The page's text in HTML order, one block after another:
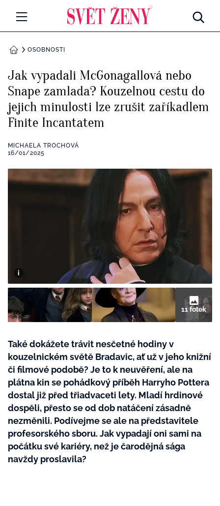
Všechny kategorie
Rozhovory
RETROHUBKY
PSYCHOLOGIE
Seberozvoj
ZDRAVÍ
Životní styl
ZÁBAVA
BurdaMedia
SVĚT ŽENY - 599 KČ
ROČNÍ PŘEDPLATNÉ SVĚT ŽENY +
SADA PRODUKTŮ MANA (10 ks)
DOMŮOSOBNOSTI
Jak vypadali McGonagallová nebo
Snape zamlada? Kouzelnou cestu do
jejich minulosti lze zrušit zaříkadlem
Finite Incantatem
MICHAELA TROCHOVÁ
16/01/2025
11 fotek
Také dokážete trávit nesčetné hodiny v
kouzelnickém světě Bradavic, ať už v jeho knižní
či filmové podobě? Je to k neuvěření, ale na
plátna kin se pohádkový příběh Harryho Pottera
dostal již před třiadvaceti lety. Mladí hrdinové
dospěli, přesto se od dob natáčení zásadně
nezměnili. Podívejme se ale na představitele
profesorského sboru. Jak vypadají oni sami na
počátku své kariéry, než je čarodějná sága
navždy proslavila?